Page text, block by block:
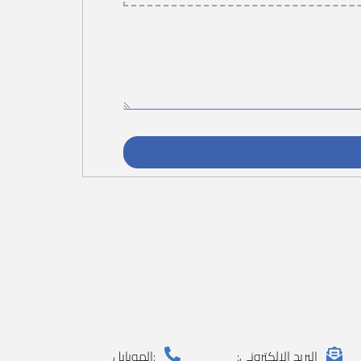
البريد الالكتروني: الموبايل: